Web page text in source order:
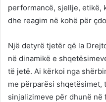
performancë, sjellje, etikë,
dhe reagim në kohë për
Një detyrë tjetër që la
në dinamikë e
të jetë. Ai kërkoi nga
me përparësi shqetësimet,
sinjalizimeve për dhunë në